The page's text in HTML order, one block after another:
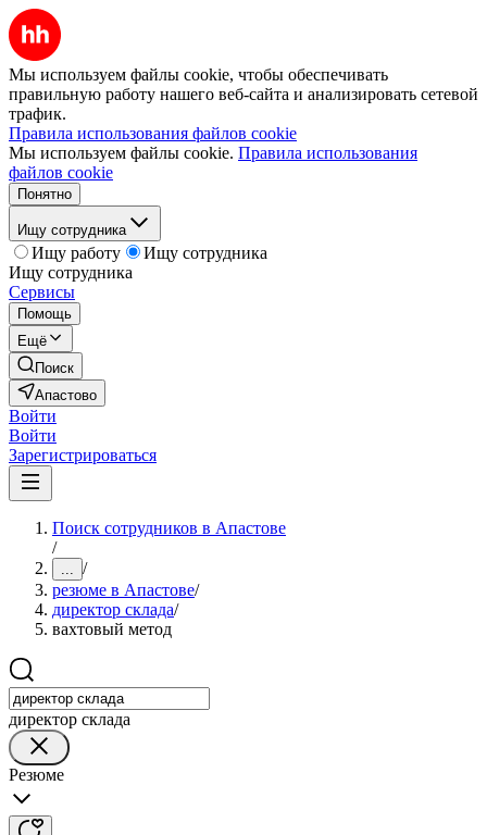
Мы используем файлы cookie, чтобы обеспечивать
правильную работу нашего веб-сайта и анализировать сетевой
трафик.
Правила использования файлов cookie
Мы используем файлы cookie. Правила использования
файлов cookie
Понятно
Ищу сотрудника
Ищу работу
Ищу сотрудника
Ищу сотрудника
Сервисы
Помощь
Ещё
Поиск
Апастово
Войти
Войти
Зарегистрироваться
Поиск сотрудников в Апастове
/
... /
резюме в Апастове/
директор склада/
вахтовый метод
директор склада
Резюме